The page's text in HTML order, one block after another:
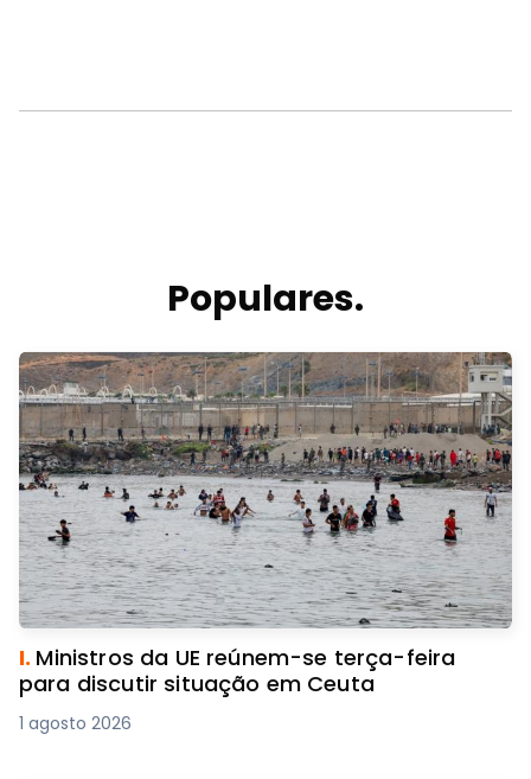
Populares.
I. Ministros da UE reúnem-se terça-feira
para discutir situação em Ceuta
1 agosto 2026